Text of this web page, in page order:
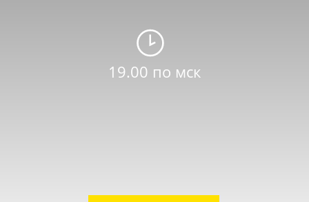
19.00 по мск